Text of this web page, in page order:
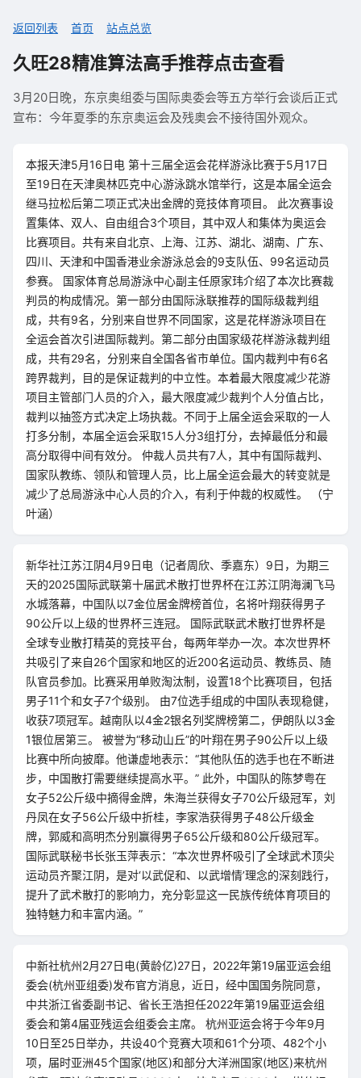
返回列表 首页 站点总览
久旺28精准算法高手推荐点击查看
3月20日晚，东京奥组委与国际奥委会等五方举行会谈后正式
宣布：今年夏季的东京奥运会及残奥会不接待国外观众。
本报天津5月16日电 第十三届全运会花样游泳比赛于5月17日
至19日在天津奥林匹克中心游泳跳水馆举行，这是本届全运会
继马拉松后第二项正式决出金牌的竞技体育项目。 此次赛事设
置集体、双人、自由组合3个项目，其中双人和集体为奥运会
比赛项目。共有来自北京、上海、江苏、湖北、湖南、广东、
四川、天津和中国香港业余游泳总会的9支队伍、99名运动员
参赛。 国家体育总局游泳中心副主任原家玮介绍了本次比赛裁
判员的构成情况。第一部分由国际泳联推荐的国际级裁判组
成，共有9名，分别来自世界不同国家，这是花样游泳项目在
全运会首次引进国际裁判。第二部分由国家级花样游泳裁判组
成，共有29名，分别来自全国各省市单位。国内裁判中有6名
跨界裁判，目的是保证裁判的中立性。本着最大限度减少花游
项目主管部门人员的介入，最大限度减少裁判个人分值占比，
裁判以抽签方式决定上场执裁。不同于上届全运会采取的一人
打多分制，本届全运会采取15人分3组打分，去掉最低分和最
高分取得中间有效分。 仲裁人员共有7人，其中有国际裁判、
国家队教练、领队和管理人员，比上届全运会最大的转变就是
减少了总局游泳中心人员的介入，有利于仲裁的权威性。 （宁
叶涵）
新华社江苏江阴4月9日电（记者周欣、季嘉东）9日，为期三
天的2025国际武联第十届武术散打世界杯在江苏江阴海澜飞马
水城落幕，中国队以7金位居金牌榜首位，名将叶翔获得男子
90公斤以上级的世界杯三连冠。 国际武联武术散打世界杯是
全球专业散打精英的竞技平台，每两年举办一次。本次世界杯
共吸引了来自26个国家和地区的近200名运动员、教练员、随
队官员参加。比赛采用单败淘汰制，设置18个比赛项目，包括
男子11个和女子7个级别。 由7位选手组成的中国队表现稳健，
收获7项冠军。越南队以4金2银名列奖牌榜第二，伊朗队以3金
1银位居第三。 被誉为“移动山丘”的叶翔在男子90公斤以上级
比赛中所向披靡。他谦虚地表示：“其他队伍的选手也在不断进
步，中国散打需要继续提高水平。” 此外，中国队的陈梦粤在
女子52公斤级中摘得金牌，朱海兰获得女子70公斤级冠军，刘
丹凤在女子56公斤级中折桂，李家浩获得男子48公斤级金
牌，郭威和高明杰分别赢得男子65公斤级和80公斤级冠军。
国际武联秘书长张玉萍表示：“本次世界杯吸引了全球武术顶尖
运动员齐聚江阴，是对‘以武促和、以武增情’理念的深刻践行，
提升了武术散打的影响力，充分彰显这一民族传统体育项目的
独特魅力和丰富内涵。”
中新社杭州2月27日电(黄龄亿)27日，2022年第19届亚运会组
委会(杭州亚组委)发布官方消息，近日，经中国国务院同意，
中共浙江省委副书记、省长王浩担任2022年第19届亚运会组
委会和第4届亚残运会组委会主席。 杭州亚运会将于今年9月
10日至25日举办，共设40个竞赛大项和61个分项、482个小
项，届时亚洲45个国家(地区)和部分大洋洲国家(地区)来杭州